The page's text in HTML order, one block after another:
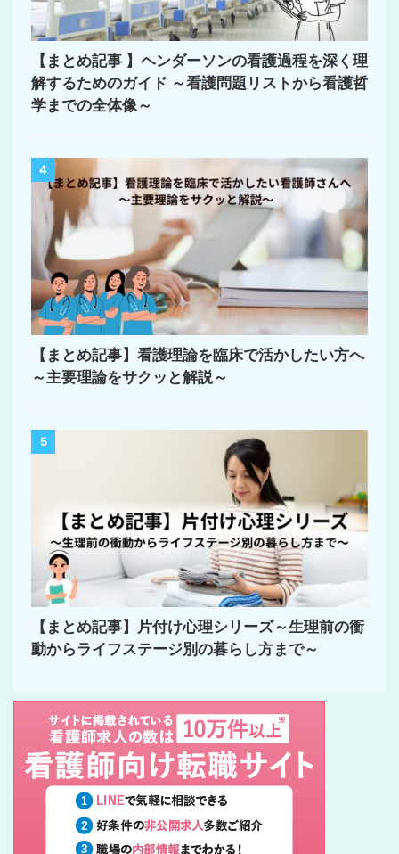
【まとめ記事 】ヘンダーソンの看護過程を深く理
解するためのガイド ～看護問題リストから看護哲
学までの全体像～
4
【まとめ記事】看護理論を臨床で活かしたい方へ
～主要理論をサクッと解説～
5
【まとめ記事】片付け心理シリーズ～生理前の衝
動からライフステージ別の暮らし方まで～